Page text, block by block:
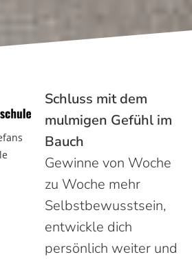
Schluss mit dem
mulmigen Gefühl im
Bauch
Gewinne von Woche
zu Woche mehr
Selbst­bewusst­sein,
entwickle dich
persönlich weiter und